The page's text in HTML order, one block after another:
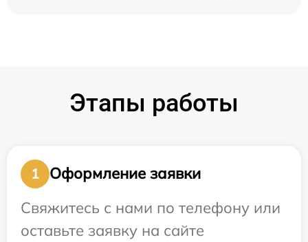
Этапы работы
1
Оформление заявки
Свяжитесь с нами по телефону или
оставьте заявку на сайте